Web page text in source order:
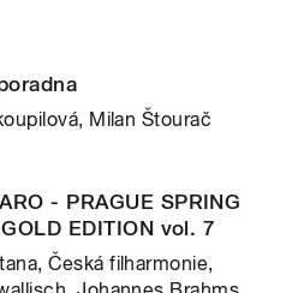
Milan Štourač
- PRAGUE SPRING
EDITION vol. 7
Česká filharmonie,